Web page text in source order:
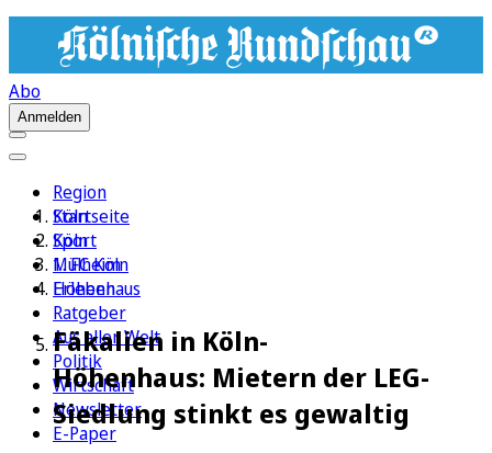
Abo
Anmelden
Region
Köln
Sport
1. FC Köln
Erleben
Ratgeber
Aus aller Welt
Politik
Wirtschaft
Newsletter
E-Paper
Startseite
Köln
Mülheim
Höhenhaus
Fäkalien in Köln-
Höhenhaus: Mietern der LEG-
Siedlung stinkt es gewaltig